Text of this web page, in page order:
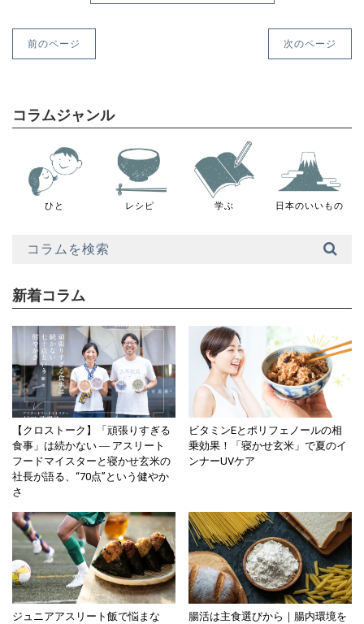
前のページ 次のページ
コラムジャンル
ひと レシピ 学ぶ 日本のいいもの
新着コラム
【クロストーク】「頑張りすぎる
食事」は続かない ― アスリート
フードマイスターと寝かせ玄米の
社長が語る、“70点”という健やか
さ
ビタミンEとポリフェノールの相
乗効果！「寝かせ玄米」で夏のイ
ンナーUVケア
ジュニアアスリート飯で悩まな
腸活は主食選びから｜腸内環境を